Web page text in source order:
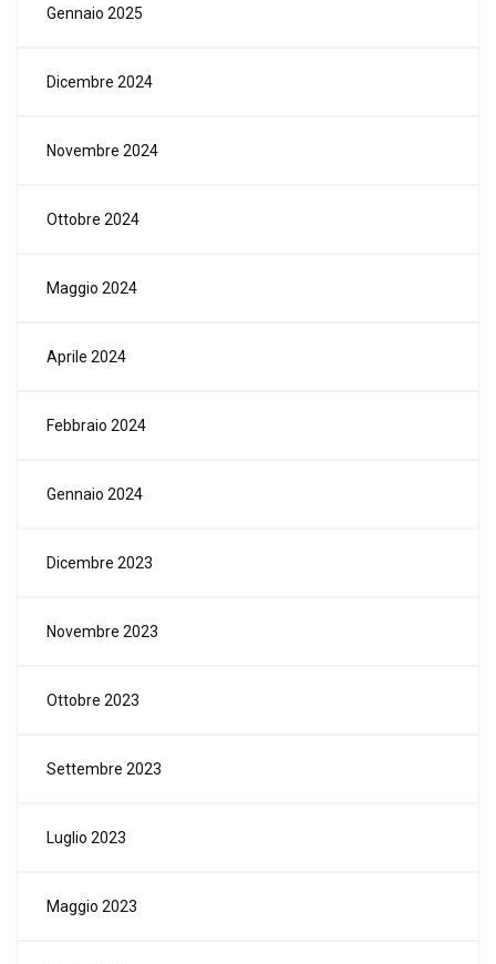
Gennaio 2025
Dicembre 2024
Novembre 2024
Ottobre 2024
Maggio 2024
Aprile 2024
Febbraio 2024
Gennaio 2024
Dicembre 2023
Novembre 2023
Ottobre 2023
Settembre 2023
Luglio 2023
Maggio 2023